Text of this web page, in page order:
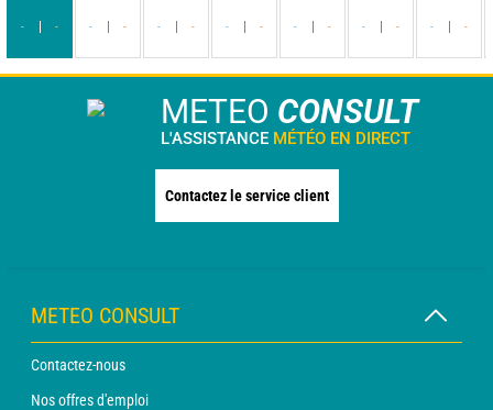
- - - - - - - - - - - - - -
METEO CONSULT
L'ASSISTANCE MÉTÉO EN DIRECT
Contactez le service client
METEO CONSULT
Contactez-nous
Nos offres d'emploi